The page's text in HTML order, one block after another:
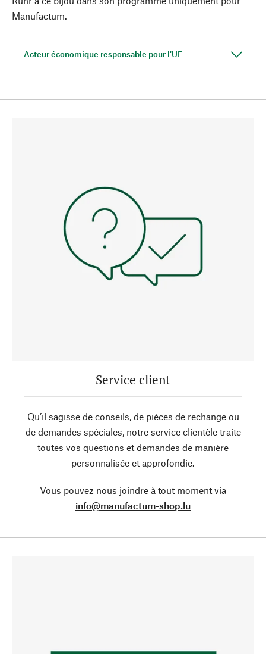
Manufactum.
Acteur économique responsable pour l'UE
Service client
Qu’il sagisse de conseils, de pièces de rechange ou
de demandes spéciales, notre service clientèle traite
toutes vos questions et demandes de manière
personnalisée et approfondie.
Vous pouvez nous joindre à tout moment via
info@manufactum-shop.lu